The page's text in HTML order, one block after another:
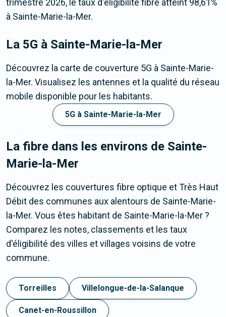
trimestre 2026, le taux d'éligibilité fibre atteint 98,61%
à Sainte-Marie-la-Mer.
La 5G à Sainte-Marie-la-Mer
Découvrez la carte de couverture 5G à Sainte-Marie-
la-Mer. Visualisez les antennes et la qualité du réseau
mobile disponible pour les habitants.
5G à Sainte-Marie-la-Mer
La fibre dans les environs de Sainte-
Marie-la-Mer
Découvrez les couvertures fibre optique et Très Haut
Débit des communes aux alentours de Sainte-Marie-
la-Mer. Vous êtes habitant de Sainte-Marie-la-Mer ?
Comparez les notes, classements et les taux
d'éligibilité des villes et villages voisins de votre
commune.
Torreilles Villelongue-de-la-Salanque
Canet-en-Roussillon